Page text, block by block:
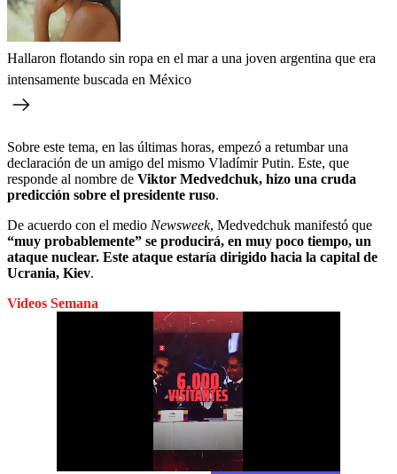
Hallaron flotando sin ropa en el mar a una joven argentina que era
intensamente buscada en México
Sobre este tema, en las últimas horas, empezó a retumbar una
declaración de un amigo del mismo Vladímir Putin. Este, que
responde al nombre de Viktor Medvedchuk, hizo una cruda
predicción sobre el presidente ruso.
De acuerdo con el medio Newsweek, Medvedchuk manifestó que
“muy probablemente” se producirá, en muy poco tiempo, un
ataque nuclear. Este ataque estaría dirigido hacia la capital de
Ucrania, Kiev.
Videos Semana